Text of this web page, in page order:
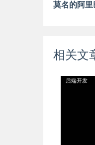
莫名的阿
相关文
后端开发